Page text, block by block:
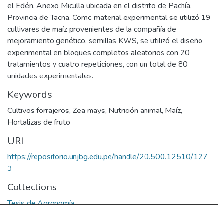
el Edén, Anexo Miculla ubicada en el distrito de Pachía,
Provincia de Tacna. Como material experimental se utilizó 19
cultivares de maíz provenientes de la compañía de
mejoramiento genético, semillas KWS, se utilizó el diseño
experimental en bloques completos aleatorios con 20
tratamientos y cuatro repeticiones, con un total de 80
unidades experimentales.
Keywords
Cultivos forrajeros, Zea mays, Nutrición animal, Maíz,
Hortalizas de fruto
URI
https://repositorio.unjbg.edu.pe/handle/20.500.12510/127
3
Collections